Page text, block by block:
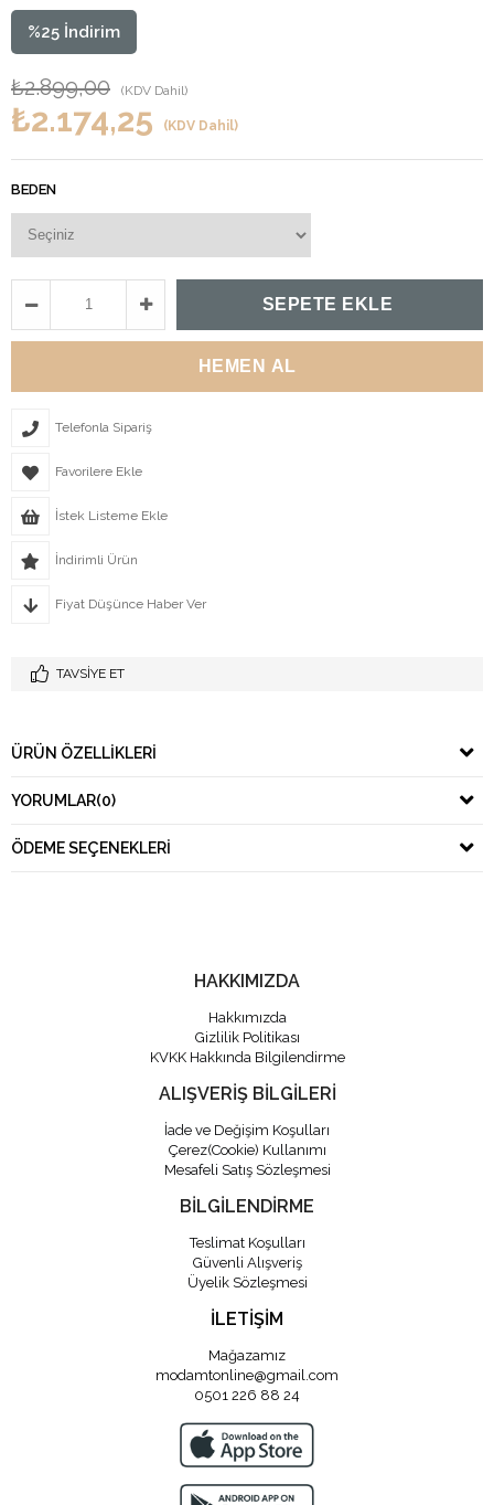
%25 İndirim
₺2.899,00 (KDV Dahil)
₺2.174,25 (KDV Dahil)
BEDEN
Telefonla Sipariş
Favorilere Ekle
İstek Listeme Ekle
İndirimli Ürün
Fiyat Düşünce Haber Ver
TAVSIYE ET
ÜRÜN ÖZELLIKLERI
YORUMLAR(0)
ÖDEME SEÇENEKLERI
HAKKIMIZDA
Hakkımızda
Gizlilik Politikası
KVKK Hakkında Bilgilendirme
ALIŞVERİŞ BİLGİLERİ
İade ve Değişim Koşulları
Çerez(Cookie) Kullanımı
Mesafeli Satış Sözleşmesi
BİLGİLENDİRME
Teslimat Koşulları
Güvenli Alışveriş
Üyelik Sözleşmesi
İLETİŞİM
Mağazamız
modamtonline@gmail.com
0501 226 88 24